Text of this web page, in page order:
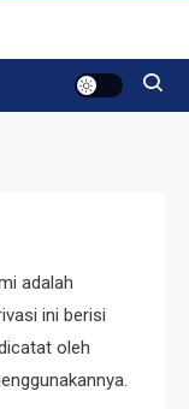
adalah
ini berisi
oleh